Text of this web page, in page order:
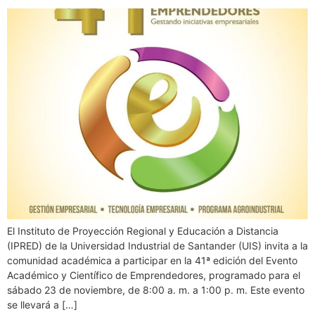
El Instituto de Proyección Regional y Educación a Distancia
(IPRED) de la Universidad Industrial de Santander (UIS) invita a la
comunidad académica a participar en la 41ª edición del Evento
Académico y Científico de Emprendedores, programado para el
sábado 23 de noviembre, de 8:00 a. m. a 1:00 p. m. Este evento
se llevará a […]